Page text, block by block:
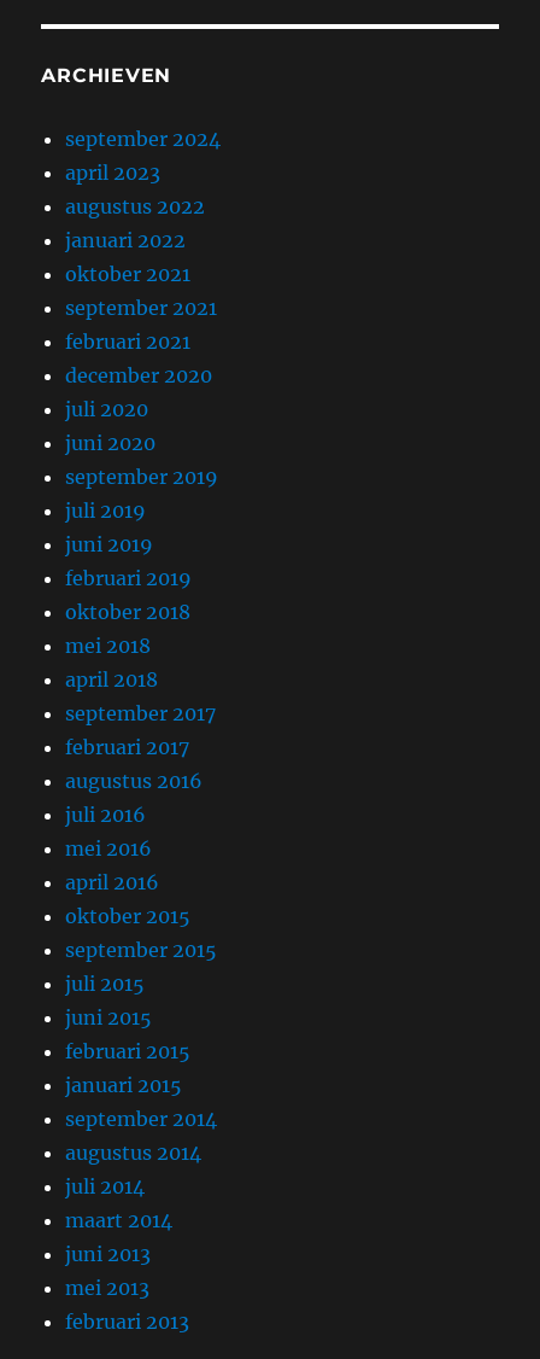
ARCHIEVEN
september 2024
april 2023
augustus 2022
januari 2022
oktober 2021
september 2021
februari 2021
december 2020
juli 2020
juni 2020
september 2019
juli 2019
juni 2019
februari 2019
oktober 2018
mei 2018
april 2018
september 2017
februari 2017
augustus 2016
juli 2016
mei 2016
april 2016
oktober 2015
september 2015
juli 2015
juni 2015
februari 2015
januari 2015
september 2014
augustus 2014
juli 2014
maart 2014
juni 2013
mei 2013
februari 2013